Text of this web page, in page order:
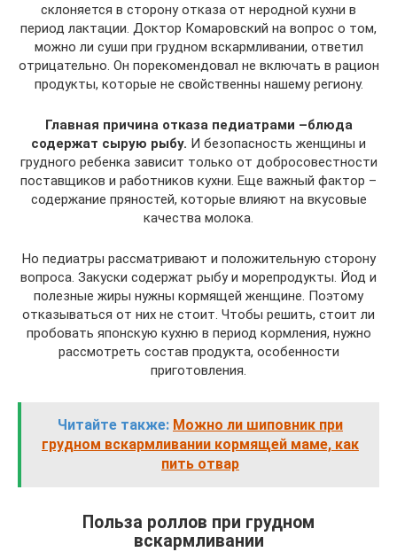
склоняется в сторону отказа от неродной кухни в
период лактации. Доктор Комаровский на вопрос о том,
можно ли суши при грудном вскармливании, ответил
отрицательно. Он порекомендовал не включать в рацион
продукты, которые не свойственны нашему региону.
Главная причина отказа педиатрами –блюда
содержат сырую рыбу. И безопасность женщины и
грудного ребенка зависит только от добросовестности
поставщиков и работников кухни. Еще важный фактор –
содержание пряностей, которые влияют на вкусовые
качества молока.
Но педиатры рассматривают и положительную сторону
вопроса. Закуски содержат рыбу и морепродукты. Йод и
полезные жиры нужны кормящей женщине. Поэтому
отказываться от них не стоит. Чтобы решить, стоит ли
пробовать японскую кухню в период кормления, нужно
рассмотреть состав продукта, особенности
приготовления.
Читайте также: Можно ли шиповник при
грудном вскармливании кормящей маме, как
пить отвар
Польза роллов при грудном
вскармливании